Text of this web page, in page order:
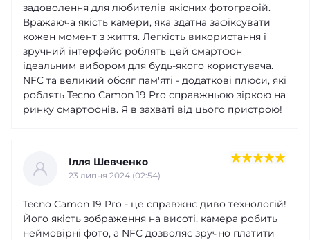
задоволення для любителів якісних фотографій.
Вражаюча якість камери, яка здатна зафіксувати
кожен момент з життя. Легкість використання і
зручний інтерфейс роблять цей смартфон
ідеальним вибором для будь-якого користувача.
NFC та великий обсяг пам'яті - додаткові плюси, які
роблять Tecno Camon 19 Pro справжньою зіркою на
ринку смартфонів. Я в захваті від цього пристрою!
Ілля Шевченко
23 липня 2024 (02:54)
Tecno Camon 19 Pro - це справжнє диво технологій!
Його якість зображення на висоті, камера робить
неймовірні фото, а NFC дозволяє зручно платити